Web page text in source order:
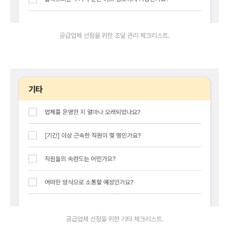
공급업체 선정을 위한 조달 관리 체크리스트.
공급업체 선정을 위한 기타 체크리스트.